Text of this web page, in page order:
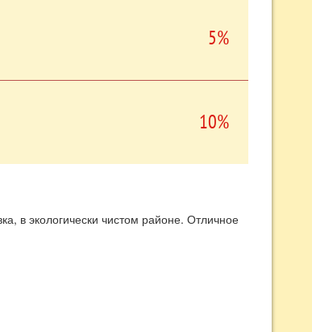
5%
10%
в экологически чистом районе. Отличное